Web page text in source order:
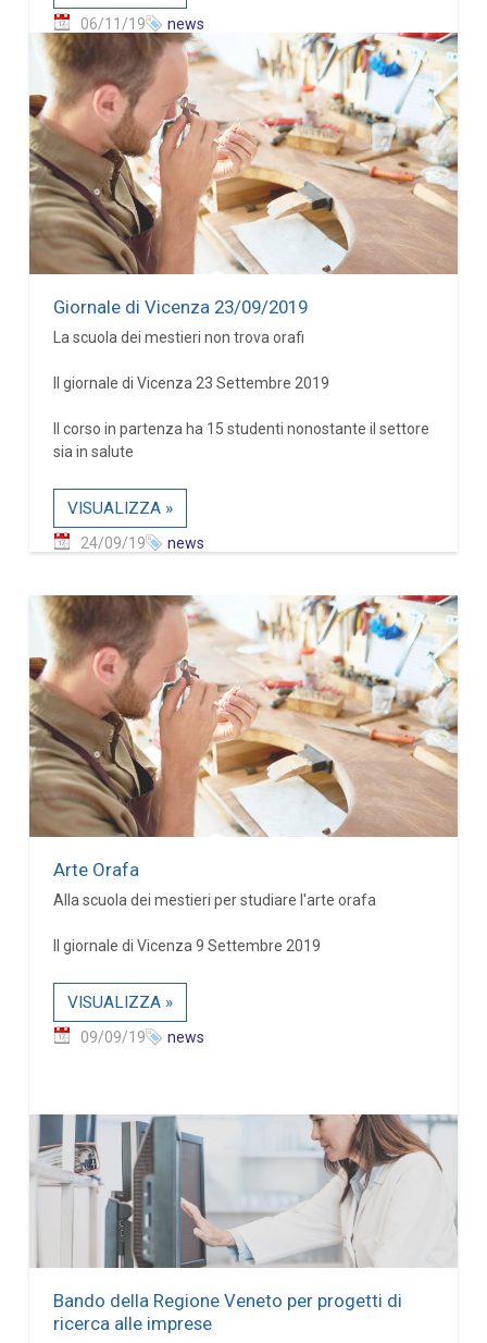
06/11/19 news
Giornale di Vicenza 23/09/2019
La scuola dei mestieri non trova orafi
Il giornale di Vicenza 23 Settembre 2019
Il corso in partenza ha 15 studenti nonostante il settore
sia in salute
VISUALIZZA »
24/09/19 news
Arte Orafa
Alla scuola dei mestieri per studiare l'arte orafa
Il giornale di Vicenza 9 Settembre 2019
VISUALIZZA »
09/09/19 news
Bando della Regione Veneto per progetti di
ricerca alle imprese